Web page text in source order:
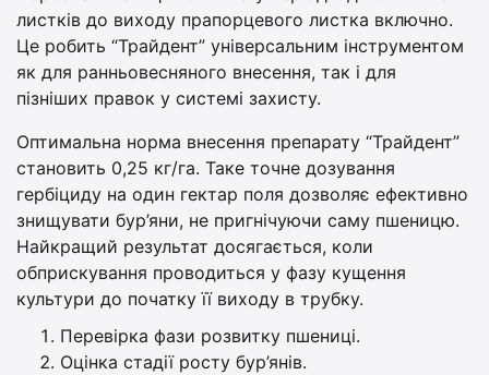
листків до виходу прапорцевого листка включно.
Це робить “Трайдент” універсальним інструментом
як для ранньовесняного внесення, так і для
пізніших правок у системі захисту.
Оптимальна норма внесення препарату “Трайдент”
становить 0,25 кг/га. Таке точне дозування
гербіциду на один гектар поля дозволяє ефективно
знищувати бур’яни, не пригнічуючи саму пшеницю.
Найкращий результат досягається, коли
обприскування проводиться у фазу кущення
культури до початку її виходу в трубку.
Перевірка фази розвитку пшениці.
Оцінка стадії росту бур’янів.